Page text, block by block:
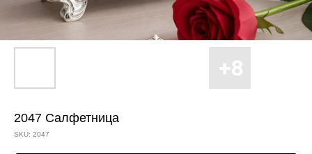
2047 Салфетница
SKU: 2047